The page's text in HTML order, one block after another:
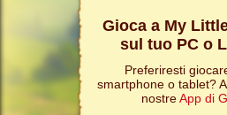
Gioca a My
sul tuo PC o
Preferiresti
smartphone o tablet?
nostreApp di